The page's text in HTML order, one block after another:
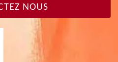
NOUS